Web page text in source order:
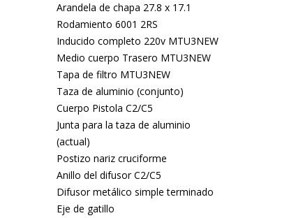
Arandela de chapa 27.8 x 17.1
Rodamiento 6001 2RS
Inducido completo 220v MTU3NEW
Medio cuerpo Trasero MTU3NEW
Tapa de filtro MTU3NEW
Taza de aluminio (conjunto)
Cuerpo Pistola C2/C5
Junta para la taza de aluminio
(actual)
Postizo nariz cruciforme
Anillo del difusor C2/C5
Difusor metálico simple terminado
Eje de gatillo